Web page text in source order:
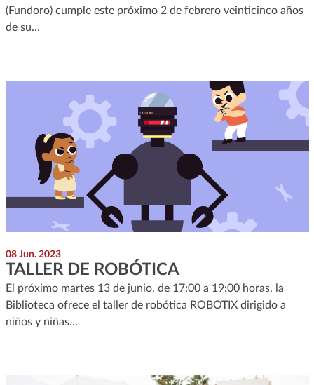
(Fundoro) cumple este próximo 2 de febrero veinticinco años
de su…
08 Jun. 2023
TALLER DE ROBÓTICA
El próximo martes 13 de junio, de 17:00 a 19:00 horas, la
Biblioteca ofrece el taller de robótica ROBOTIX dirigido a
niños y niñas…